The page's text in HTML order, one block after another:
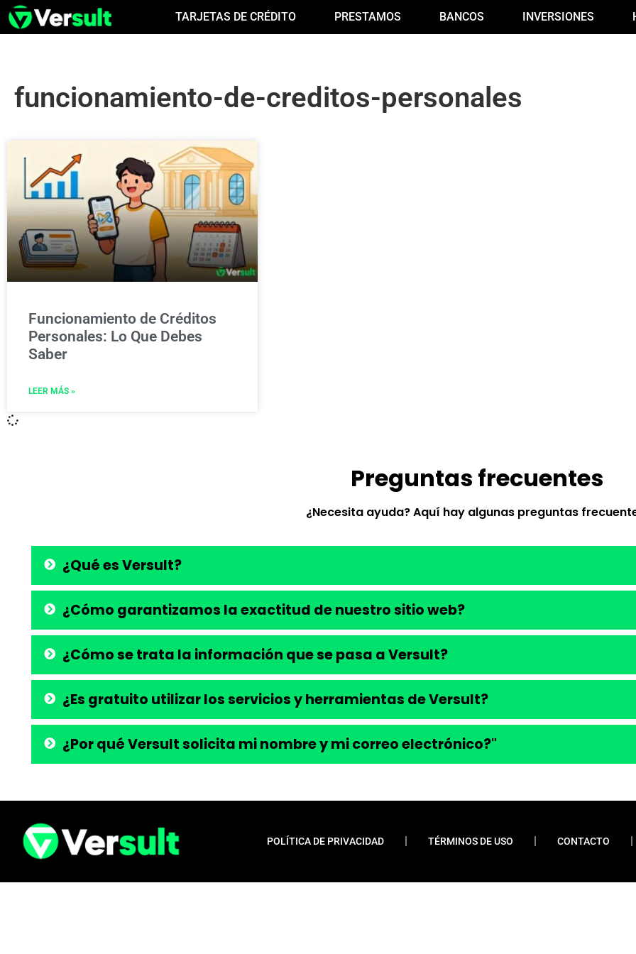
TARJETAS DE CRÉDITO PRESTAMOS BANCOS INVERSIONES
funcionamiento-de-creditos-personales
Funcionamiento de Créditos
Personales: Lo Que Debes
Saber
LEER MÁS »
Preguntas frecuentes
¿Necesita ayuda? Aquí hay algunas preguntas
¿Qué es Versult?
¿Cómo garantizamos la exactitud de nuestro sitio web?
¿Cómo se trata la información que se pasa a Versult?
¿Es gratuito utilizar los servicios y herramientas de Versult?
¿Por qué Versult solicita mi nombre y mi correo electrónico?"
POLÍTICA DE PRIVACIDAD TÉRMINOS DE USO CONTACTO